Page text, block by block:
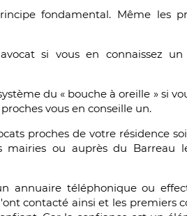
fondamental. Même les
si vous en connaissez
du « bouche à oreille » si
vous en conseille un.
proches de votre résidence
mairies ou auprès du Barreau
annuaire téléphonique ou
contacté ainsi et les premiers